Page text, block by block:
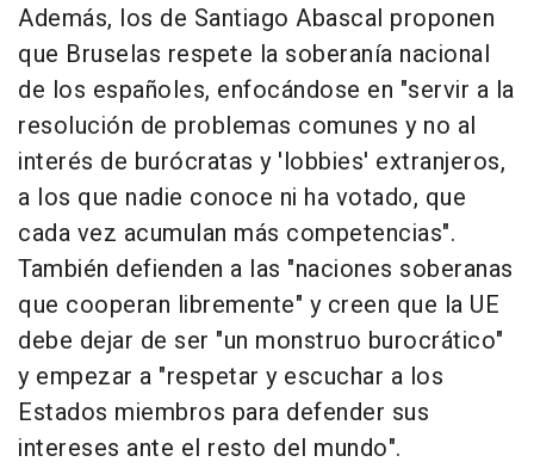
Además, los de Santiago Abascal proponen
que Bruselas respete la soberanía nacional
de los españoles, enfocándose en "servir a la
resolución de problemas comunes y no al
interés de burócratas y 'lobbies' extranjeros,
a los que nadie conoce ni ha votado, que
cada vez acumulan más competencias".
También defienden a las "naciones soberanas
que cooperan libremente" y creen que la UE
debe dejar de ser "un monstruo burocrático"
y empezar a "respetar y escuchar a los
Estados miembros para defender sus
intereses ante el resto del mundo".